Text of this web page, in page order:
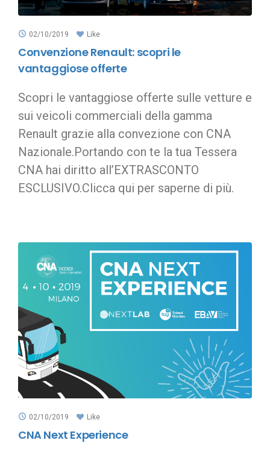
02/10/2019 Like
Convenzione Renault: scopri le
vantaggiose offerte
Scopri le vantaggiose offerte sulle vetture e
sui veicoli commerciali della gamma
Renault grazie alla convezione con CNA
Nazionale.Portando con te la tua Tessera
CNA hai diritto all’EXTRASCONTO
ESCLUSIVO.Clicca qui per saperne di più.
02/10/2019 Like
CNA Next Experience